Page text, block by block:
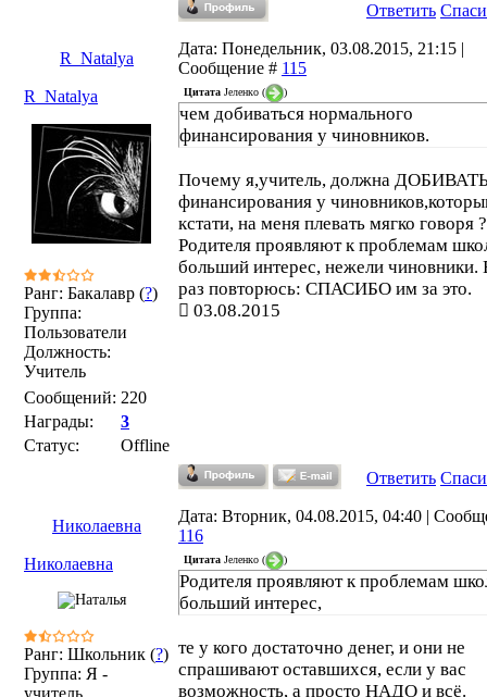
Ответить
R_Natalya
Дата: Понедельник, 03.08.2015, 21:15 |
Сообщение # 115
R_Natalya
Ранг: Бакалавр (?)
Группа:
Пользователи
Должность:
Учитель
Сообщений: 220
Награды:
3
Статус:
Offline
Цитата Јеленко ( )
чем добиваться нормального
финансирования у чиновников.
Почему я,учитель, должна
финансирования у
кстати, на меня плевать мягко говоря ?
Родителя проявляют к проблемам
больший интерес, нежели чиновники.
раз повторюсь: СПАСИБО им за это.
03.08.2015
Ответить
Николаевна
Дата: Вторник, 04.08.2015, 04:40 |
116
Николаевна
Ранг: Школьник (?)
Группа: Я -
учитель
Цитата Јеленко ( )
Родителя проявляют к проблемам
больший интерес,
те у кого достаточно денег, и они не
спрашивают оставшихся, если у вас
возможность, а просто НАДО и всё.